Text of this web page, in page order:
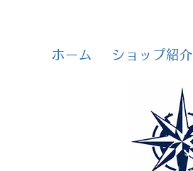
ホーム ショップ紹介